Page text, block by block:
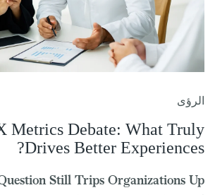
الرؤى
Metrics Debate: What Truly
Drives Better Experiences?
Still Trips Organizations Up